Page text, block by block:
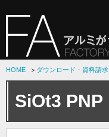
HOME ダウンロード・資料請求
SiOt3 PNP